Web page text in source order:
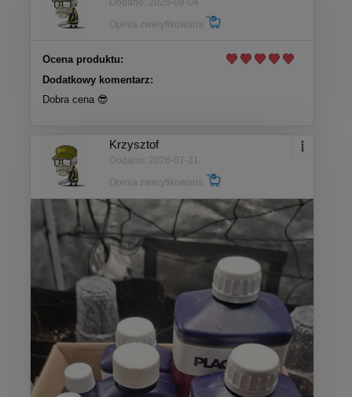
Dodano: 2026-08-04
Opinia zweryfikowana
Ocena produktu:
Dodatkowy komentarz:
Dobra cena 😎
Krzysztof
Dodano: 2026-07-31
Opinia zweryfikowana